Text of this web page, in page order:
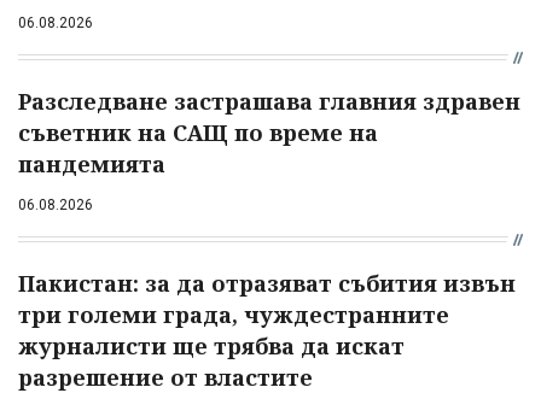
06.08.2026
Разследване застрашава главния здравен
съветник на САЩ по време на
пандемията
06.08.2026
Пакистан: за да отразяват събития извън
три големи града, чуждестранните
журналисти ще трябва да искат
разрешение от властите